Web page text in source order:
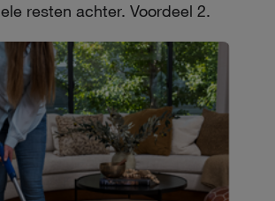
resten achter. Voordeel 2.